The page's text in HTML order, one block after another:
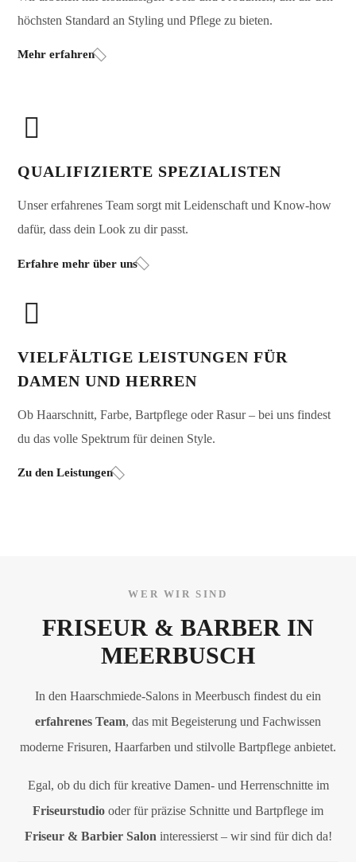
höchsten Standard an Styling und Pflege zu bieten.
Mehr erfahren
QUALIFIZIERTE SPEZIALISTEN
Unser erfahrenes Team sorgt mit Leidenschaft und Know-how
dafür, dass dein Look zu dir passt.
Erfahre mehr über uns
VIELFÄLTIGE LEISTUNGEN FÜR
DAMEN UND HERREN
Ob Haarschnitt, Farbe, Bartpflege oder Rasur – bei uns findest
du das volle Spektrum für deinen Style.
Zu den Leistungen
WER WIR SIND
FRISEUR & BARBER IN
MEERBUSCH
In den Haarschmiede-Salons in Meerbusch findest du ein
erfahrenes Team, das mit Begeisterung und Fachwissen
moderne Frisuren, Haarfarben und stilvolle Bartpflege anbietet.
Egal, ob du dich für kreative Damen- und Herrenschnitte im
Friseurstudio oder für präzise Schnitte und Bartpflege im
Friseur & Barbier Salon interessierst – wir sind für dich da!